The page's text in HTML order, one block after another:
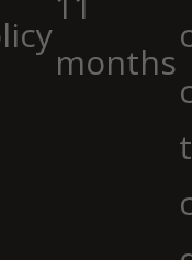
months